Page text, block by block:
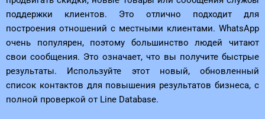
поддержки клиентов. Это отлично подходит для
построения отношений с местными клиентами. WhatsApp
очень популярен, поэтому большинство людей читают
свои сообщения. Это означает, что вы получите быстрые
результаты. Используйте этот новый, обновленный
список контактов для повышения результатов бизнеса, с
полной проверкой от Line Database.